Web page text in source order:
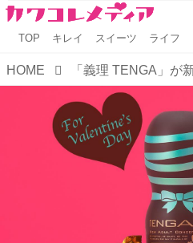
TOP キレイ スイーツ ライフ
HOME